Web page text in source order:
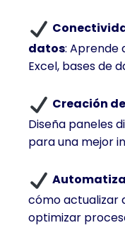
datos: Aprende
Excel, bases de
Creación
Diseña paneles
para una mejor
cómo actualizar
optimizar